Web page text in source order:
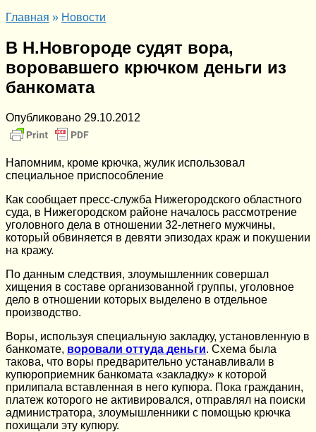
Главная » Новости
В Н.Новгороде судят вора,
воровавшего крючком деньги из
банкомата
Опубликовано 29.10.2012
Напомним, кроме крючка, жулик использовал
специальное приспособление
Как сообщает пресс-служба Нижегородского областного
суда, в Нижегородском районе началось рассмотрение
уголовного дела в отношении 32-летнего мужчины,
который обвиняется в девяти эпизодах краж и покушении
на кражу.
По данным следствия, злоумышленник совершал
хищения в составе организованной группы, уголовное
дело в отношении которых выделено в отдельное
производство.
Воры, используя специальную закладку, установленную в
банкомате, воровали оттуда деньги. Схема была
такова, что воры предварительно устанавливали в
купюроприемник банкомата «закладку» к которой
прилипала вставленная в него купюра. Пока гражданин,
платеж которого не активировался, отправлял на поиски
администратора, злоумышленники с помощью крючка
похищали эту купюру.